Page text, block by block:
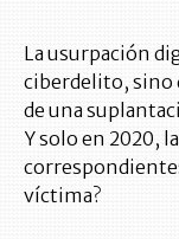
La usurpación
ciberdelito, sino
de una
Y solo en 2020,
víctima?